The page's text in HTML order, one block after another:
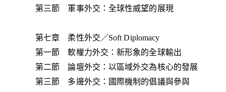
第三節 軍事外交：全球性威望的展現
第七章 柔性外交／Soft Diplomacy
第一節 軟權力外交：新形象的全球輸出
第二節 論壇外交：以區域外交為核心的發展
第三節 多邊外交：國際機制的倡議與參與